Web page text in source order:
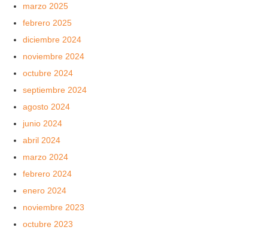
marzo 2025
febrero 2025
diciembre 2024
noviembre 2024
octubre 2024
septiembre 2024
agosto 2024
junio 2024
abril 2024
marzo 2024
febrero 2024
enero 2024
noviembre 2023
octubre 2023